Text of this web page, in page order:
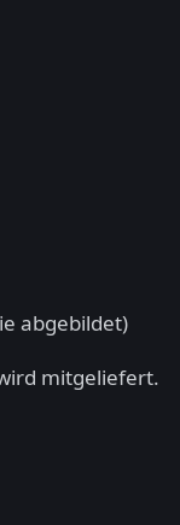
abgebildet)
mitgeliefert.